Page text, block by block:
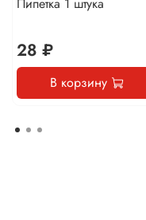
28 ₽
В корзину